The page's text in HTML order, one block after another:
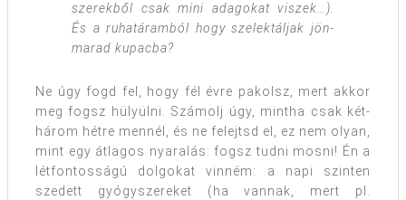
szerekből csak mini adagokat viszek…).
És a ruhatáramból hogy szelektáljak jön-
marad kupacba?
Ne úgy fogd fel, hogy fél évre pakolsz, mert akkor
meg fogsz hülyülni. Számolj úgy, mintha csak két-
három hétre mennél, és ne felejtsd el, ez nem olyan,
mint egy átlagos nyaralás: fogsz tudni mosni! Én a
létfontosságú dolgokat vinném: a napi szinten
szedett gyógyszereket (ha vannak, mert pl.